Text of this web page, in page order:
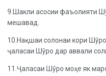
9.Шакли асосии фаъолияти
мешавад.
10.Нақшаи солонаи кори
ҷаласаи Шӯро дар аввали
11.Ҷаласаи Шӯро моҳе як